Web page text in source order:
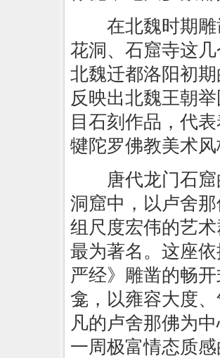
在北魏时期雕
花洞、石窟寺这
北魏迁都洛阳初
反映出北魏王朝
目石刻作品，代
犍陀罗佛教美术
唐代龙门石窟
洞窟中，以卢舍
组尺度宏伟的艺
最为著名。这座
严经》雕凿的畅
龛，以雍容大度
凡的卢舍那佛为
一周极富情态质